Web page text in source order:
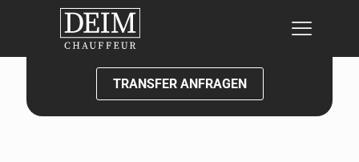
Jetzt Kontakt aufnehmen:
TRANSFER ANFRAGEN